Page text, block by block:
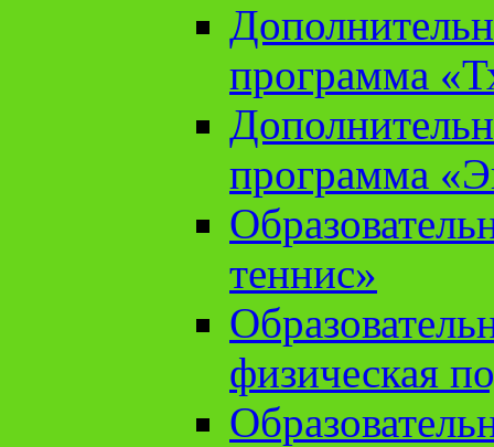
программа
программа
теннис»
физическая